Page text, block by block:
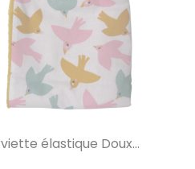
élastique Doux...